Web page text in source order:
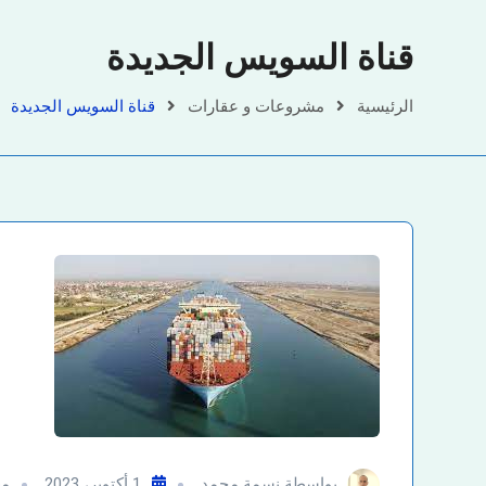
قناة السويس الجديدة
الرئيسية مشروعات و عقارات قناة السويس الجديدة